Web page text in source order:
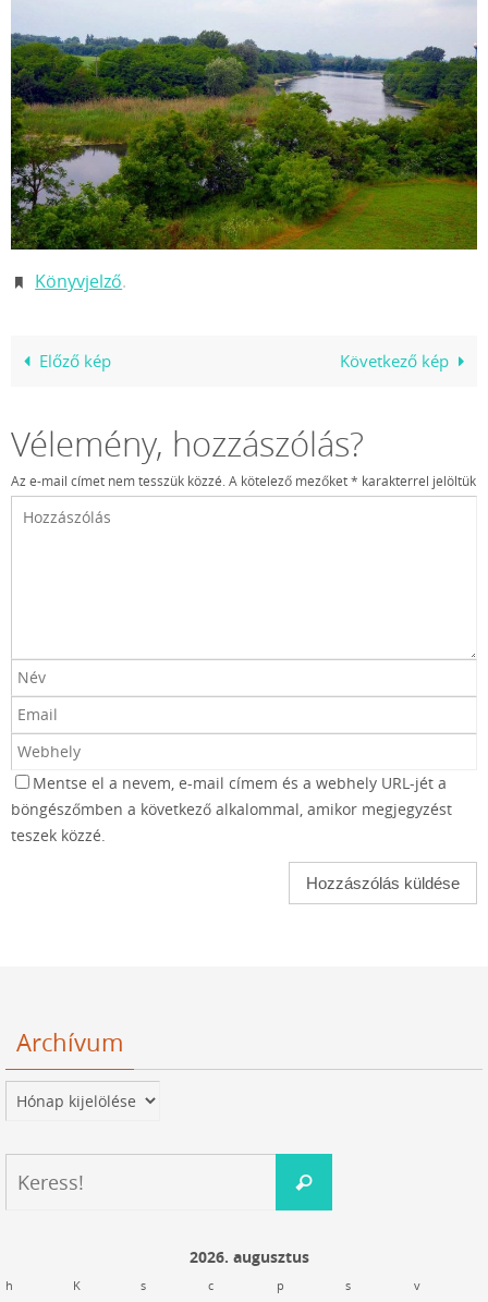
Könyvjelző.
Előző kép Következő kép
Vélemény, hozzászólás?
Az e-mail címet nem tesszük közzé.A kötelező mezőket* karakterrel jelöltük
Mentse el a nevem, e-mail címem és a webhely URL-jét a
böngészőmben a következő alkalommal, amikor megjegyzést
teszek közzé.
Archívum
Archívum
Keress!
2026. augusztus
h K s c p s v